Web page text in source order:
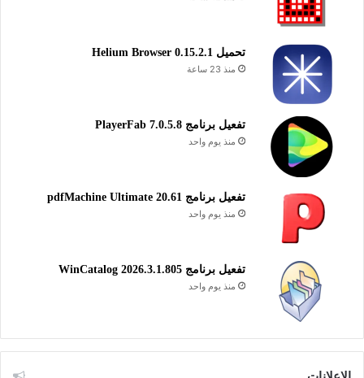
تحميل Helium Browser 0.15.2.1
منذ 23 ساعة
تفعيل برنامج PlayerFab 7.0.5.8
منذ يوم واحد
تفعيل برنامج pdfMachine Ultimate 20.61
منذ يوم واحد
تفعيل برنامج WinCatalog 2026.3.1.805
منذ يوم واحد